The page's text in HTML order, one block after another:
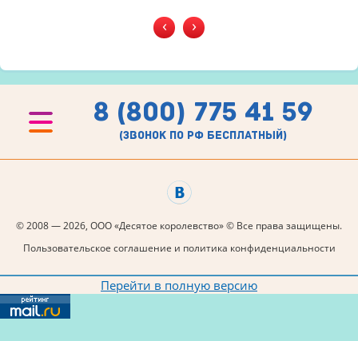
‹ ›
8 (800) 775 41 59
(звонок по рф бесплатный)
© 2008 — 2026, ООО «Десятое королевство» © Все права защищены.
Пользовательское соглашение и политика конфиденциальности
Перейти в полную версию